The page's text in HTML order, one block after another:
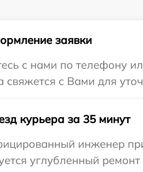
заявки
с нами по телефону
свяжется с Вами для
курьера за 35 минут
инженер
углубленный